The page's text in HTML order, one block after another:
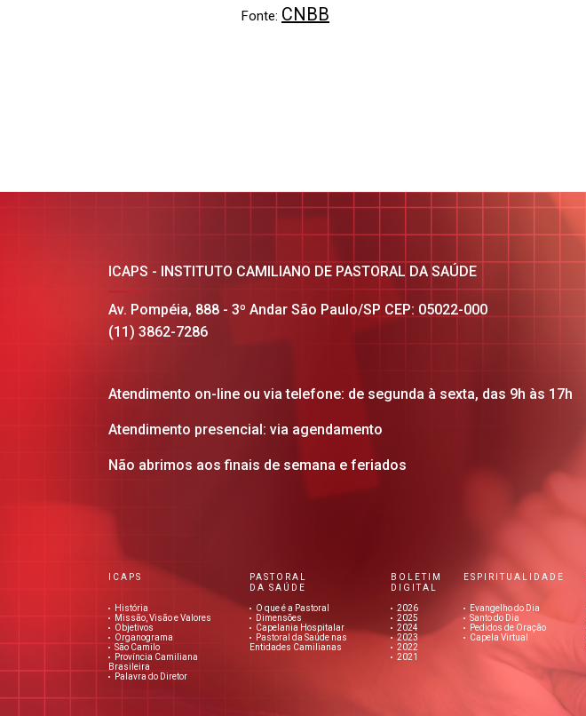
Fonte: CNBB
ICAPS - INSTITUTO CAMILIANO DE PASTORAL DA SAÚDE
Av. Pompéia, 888 - 3º Andar São Paulo/SP CEP: 05022-000
(11) 3862-7286
Atendimento on-line ou via telefone: de segunda à sexta, das 9h às 17h
Atendimento presencial: via agendamento
Não abrimos aos finais de semana e feriados
ICAPS
História
Missão, Visão e Valores
Objetivos
Organograma
São Camilo
Província Camiliana
Brasileira
Palavra do Diretor
PASTORAL
DA SAÚDE
O que é a Pastoral
Dimensões
Capelania Hospitalar
Pastoral da Saúde nas
Entidades Camilianas
BOLETIM
DIGITAL
2026
2025
2024
2023
2022
2021
ESPIRITUALIDADE
Evangelho do Dia
Santo do Dia
Pedidos de Oração
Capela Virtual